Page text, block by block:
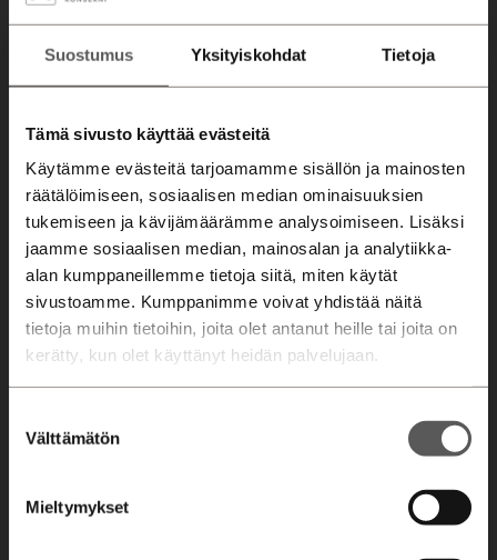
Suostumus Yksityiskohdat Tietoja
Tämä sivusto käyttää evästeitä
Käytämme evästeitä tarjoamamme sisällön ja mainosten
räätälöimiseen, sosiaalisen median ominaisuuksien
tukemiseen ja kävijämäärämme analysoimiseen. Lisäksi
jaamme sosiaalisen median, mainosalan ja analytiikka-
alan kumppaneillemme tietoja siitä, miten käytät
sivustoamme. Kumppanimme voivat yhdistää näitä
tietoja muihin tietoihin, joita olet antanut heille tai joita on
kerätty, kun olet käyttänyt heidän palvelujaan.
valinta
Välttämätön
Mieltymykset
Seuraa meitä somessa!
Savonlinna
Jyväskylä
Automyynti
Autohaku
Kampanjat
Automyyjät
Autorahoitus
Etämyynnin ehdot